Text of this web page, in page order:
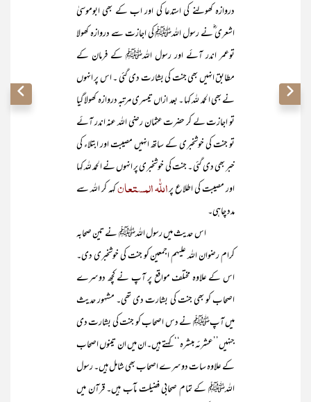
دروازہ کھولنے کی استدعا کی اور اب کے بھی ابوموسیٰ
اشعری ؓنے رسول اللہﷺ کی اجازت سے دروازہ کھولا
توعمر اندر آئے اور رسول اللہﷺ کے فرمان کے
مطابق انہیں بھی جنت کی بشارت دی گئی ۔ اس پر انہوں
نے بھی الحمد للہ کہا ۔ بعد ازاں تیسری مرتبہ دروازہ کھولا گیا
تو اجازت لے کر حضرت عثمان رضی اللہ عنہ اندر آئے
تو جنت کی خوشخبری کے ساتھ انہیں مصیبت اور ابتلاء کی
خبر بھی دی گئی ۔ جنت کی خوشخبری پر انہوں نے الحمد للہ کہا
اور مصیبت کی اطلاع پراللّٰہ المستعانکہہ کر اللہ سے
مدد چاہی۔
اس حدیث میں رسول اللہﷺ نے تین صحابہ
کرام رضوان اللہ علیہم اجمعین کو جنت کی خوشخبری دی۔
اس کے علاوہ مختلف مواقع پر آپ نے کچھ دوسرے
اصحاب کو بھی جنت کی بشارت دی تھی۔ مشہور حدیث
میں آپﷺ نے دس اصحاب کو جنت کی بشارت دی
جنہیں’’عشرئہ مبشرہ‘‘ کہتے ہیں۔ان میں ان تینوں اصحاب
کے علاوہ سات دوسرے اصحاب بھی شامل ہیں۔ رسول
اللہﷺ کے تمام صحابی فضیلت مآب ہیں۔ قرآن میں